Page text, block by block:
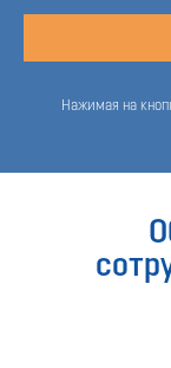
Нажимая на